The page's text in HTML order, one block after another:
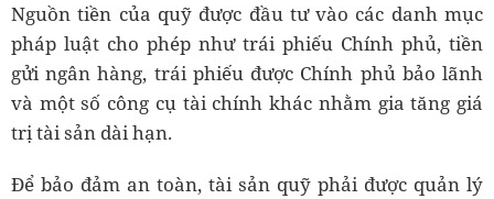
Nguồn tiền của quỹ được đầu tư vào các danh mục
pháp luật cho phép như trái phiếu Chính phủ, tiền
gửi ngân hàng, trái phiếu được Chính phủ bảo lãnh
và một số công cụ tài chính khác nhằm gia tăng giá
trị tài sản dài hạn.
Để bảo đảm an toàn, tài sản quỹ phải được quản lý